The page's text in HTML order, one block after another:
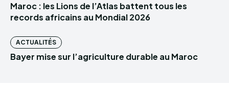
Maroc : les Lions de l’Atlas battent tous les
records africains au Mondial 2026
ACTUALITÉS
Bayer mise sur l’agriculture durable au Maroc